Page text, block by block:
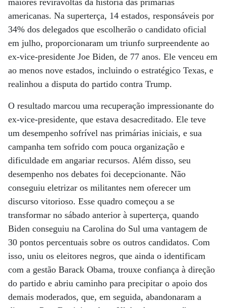
maiores reviravoltas da história das primárias
americanas. Na superterça, 14 estados, responsáveis por
34% dos delegados que escolherão o candidato oficial
em julho, proporcionaram um triunfo surpreendente ao
ex-vice-presidente Joe Biden, de 77 anos. Ele venceu em
ao menos nove estados, incluindo o estratégico Texas, e
realinhou a disputa do partido contra Trump.
O resultado marcou uma recuperação impressionante do
ex-vice-presidente, que estava desacreditado. Ele teve
um desempenho sofrível nas primárias iniciais, e sua
campanha tem sofrido com pouca organização e
dificuldade em angariar recursos. Além disso, seu
desempenho nos debates foi decepcionante. Não
conseguiu eletrizar os militantes nem oferecer um
discurso vitorioso. Esse quadro começou a se
transformar no sábado anterior à superterça, quando
Biden conseguiu na Carolina do Sul uma vantagem de
30 pontos percentuais sobre os outros candidatos. Com
isso, uniu os eleitores negros, que ainda o identificam
com a gestão Barack Obama, trouxe confiança à direção
do partido e abriu caminho para precipitar o apoio dos
demais moderados, que, em seguida, abandonaram a